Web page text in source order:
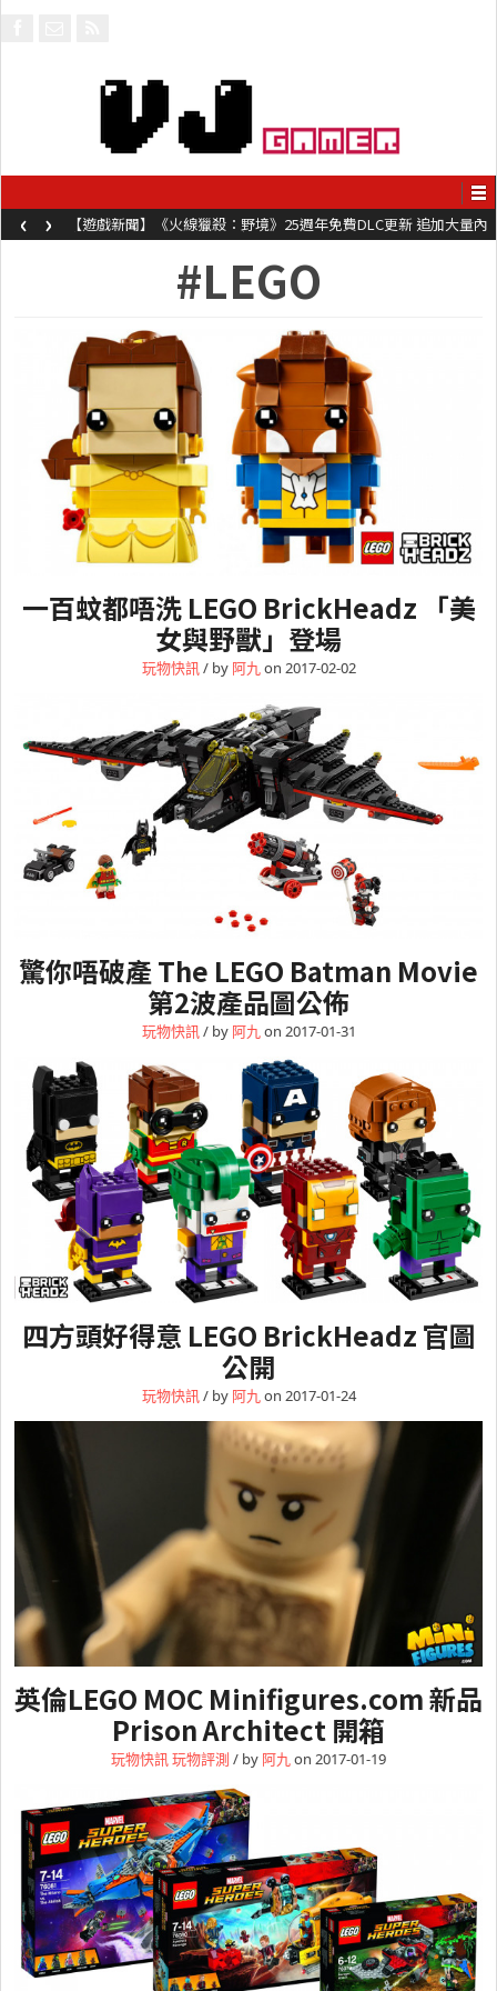
【遊戲新聞】《火線獵殺：野境》25週年免費DLC更新 追加大量內
容同時系舊作限時超平價折扣
‹ ›
#LEGO
一百蚊都唔洗 LEGO BrickHeadz 「美
女與野獸」登場
玩物快訊 / by 阿九 on 2017-02-02
驚你唔破產 The LEGO Batman Movie
第2波產品圖公佈
玩物快訊/ by 阿九on 2017-01-31
四方頭好得意 LEGO BrickHeadz 官圖
公開
玩物快訊/ by 阿九on 2017-01-24
英倫LEGO MOC Minifigures.com 新品
Prison Architect 開箱
玩物快訊玩物評測 / by 阿九on 2017-01-19